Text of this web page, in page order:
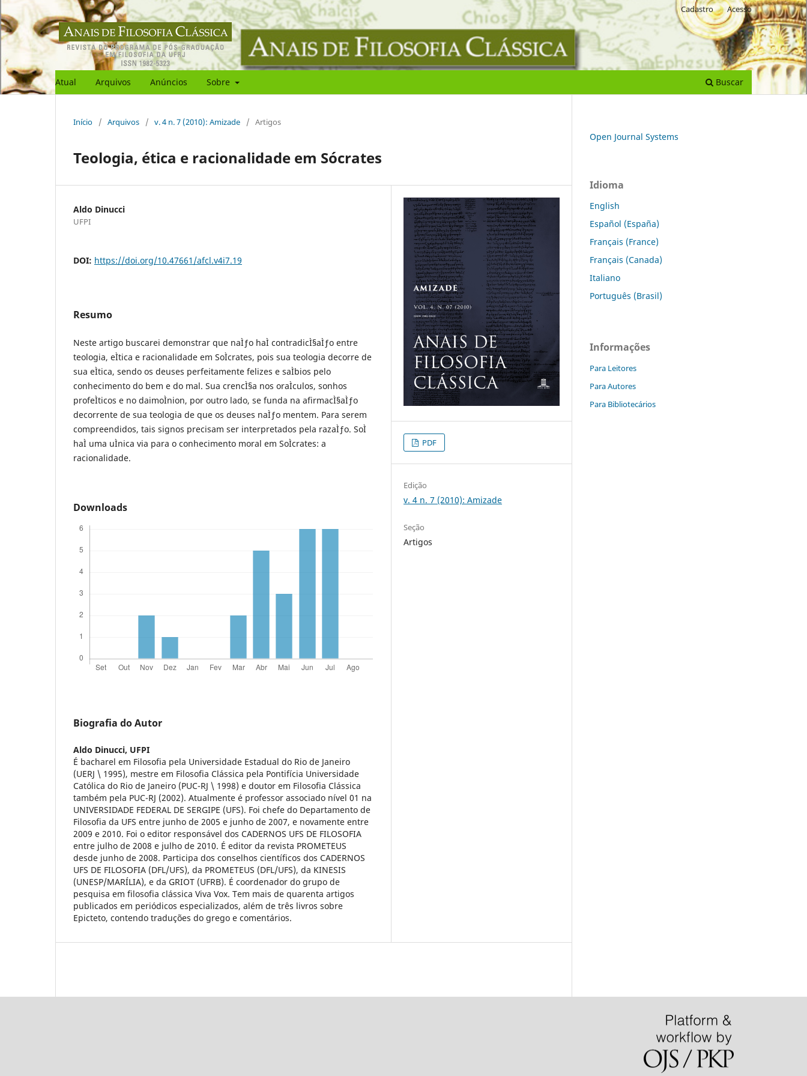
Atual Arquivos Anúncios Sobre Buscar
Cadastro Acesso
Início / Arquivos / v. 4 n. 7 (2010): Amizade / Artigos
Teologia, ética e racionalidade em Sócrates
Aldo Dinucci
UFPI
DOI: https://doi.org/10.47661/afcl.v4i7.19
Resumo
Neste artigo buscarei demonstrar que naÌƒo haÌ contradicÌ§aÌƒo entre
teologia, eÌtica e racionalidade em SoÌcrates, pois sua teologia decorre de
sua eÌtica, sendo os deuses perfeitamente felizes e saÌbios pelo
conhecimento do bem e do mal. Sua crencÌ§a nos oraÌculos, sonhos
profeÌticos e no daimoÌnion, por outro lado, se funda na afirmacÌ§aÌƒo
decorrente de sua teologia de que os deuses naÌƒo mentem. Para serem
compreendidos, tais signos precisam ser interpretados pela razaÌƒo. SoÌ
haÌ uma uÌnica via para o conhecimento moral em SoÌcrates: a
racionalidade.
Downloads
Biografia do Autor
Aldo Dinucci, UFPI
É bacharel em Filosofia pela Universidade Estadual do Rio de Janeiro
(UERJ \ 1995), mestre em Filosofia Clássica pela Pontifícia Universidade
Católica do Rio de Janeiro (PUC-RJ \ 1998) e doutor em Filosofia Clássica
também pela PUC-RJ (2002). Atualmente é professor associado nível 01 na
UNIVERSIDADE FEDERAL DE SERGIPE (UFS). Foi chefe do Departamento de
Filosofia da UFS entre junho de 2005 e junho de 2007, e novamente entre
2009 e 2010. Foi o editor responsável dos CADERNOS UFS DE FILOSOFIA
entre julho de 2008 e julho de 2010. É editor da revista PROMETEUS
desde junho de 2008. Participa dos conselhos científicos dos CADERNOS
UFS DE FILOSOFIA (DFL/UFS), da PROMETEUS (DFL/UFS), da KINESIS
(UNESP/MARÍLIA), e da GRIOT (UFRB). É coordenador do grupo de
pesquisa em filosofia clássica Viva Vox. Tem mais de quarenta artigos
publicados em periódicos especializados, além de três livros sobre
Epicteto, contendo traduções do grego e comentários.
PDF
Edição
v. 4 n. 7 (2010): Amizade
Seção
Artigos
Open Journal Systems
Idioma
English
Español (España)
Français (France)
Français (Canada)
Italiano
Português (Brasil)
Informações
Para Leitores
Para Autores
Para Bibliotecários